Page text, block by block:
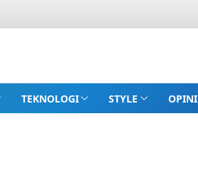
TEKNOLOGI STYLE OPINI